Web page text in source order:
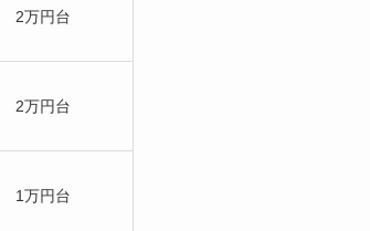
2万円台
2万円台
1万円台